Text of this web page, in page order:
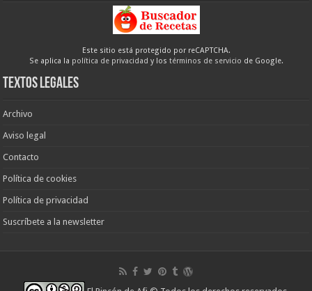
Este sitio está protegido por reCAPTCHA.
Se aplica la política de privacidad y los términos de servicio de Google.
Textos legales
Archivo
Aviso legal
Contacto
Política de cookies
Política de privacidad
Suscríbete a la newsletter